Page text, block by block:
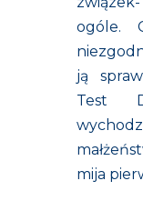
ogóle.
ją
Test
mija